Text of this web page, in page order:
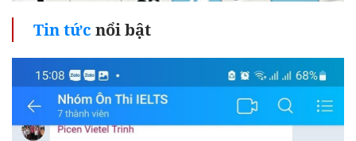
Tin tức nổi bật